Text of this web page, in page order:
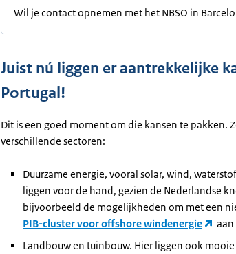
Wil je contact opnemen met het NBSO in
Juist nú liggen er aantrekkelijke
Portugal!
Dit is een goed moment om die kansen te pakken.
verschillende sectoren:
Duurzame energie, vooral solar, wind,
liggen voor de hand, gezien de Nederlandse
bijvoorbeeld de mogelijkheden om met een
PIB-cluster voor offshore windenergie
aan
Landbouw en tuinbouw. Hier liggen ook